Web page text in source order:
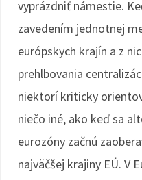
vyprázdniť námestie.
zavedením jednotnej
európskych krajín a z
prehlbovania
niektorí kriticky
niečo iné, ako keď sa
eurozóny začnú
najväčšej krajiny EÚ. V